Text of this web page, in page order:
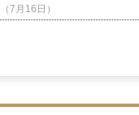
（7月16日）